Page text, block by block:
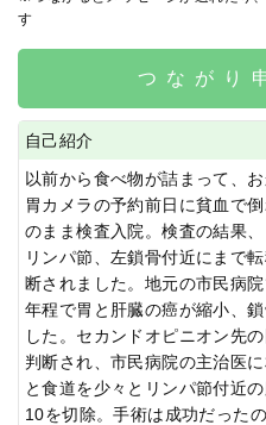
す
つながり
自己紹介
以前から食べ物が詰まって、
胃カメラの予約前日に貧血で
のまま検査入院。検査の結果
リンパ節、左鎖骨付近にまで
断されました。地元の市民病
年程で胃と肝臓の癌が縮小、
した。セカンドオピニオン先
判断され、市民病院の主治医
と食道を少々とリンパ節付近
10を切除。手術は成功だった